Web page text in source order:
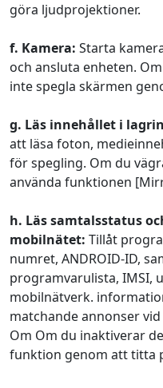
göra ljudprojektioner.
f. Kamera: Starta
och ansluta enheten.
inte spegla skärmen
g. Läs innehållet i
att läsa foton,
för spegling. Om du
använda funktionen
h. Läs samtalsstatus
mobilnätet: Tillåt
numret, ANDROID-ID,
programvarulista, IMSI,
mobilnätverk.
matchande annonser
Om Om du inaktiverar
funktion genom att titta